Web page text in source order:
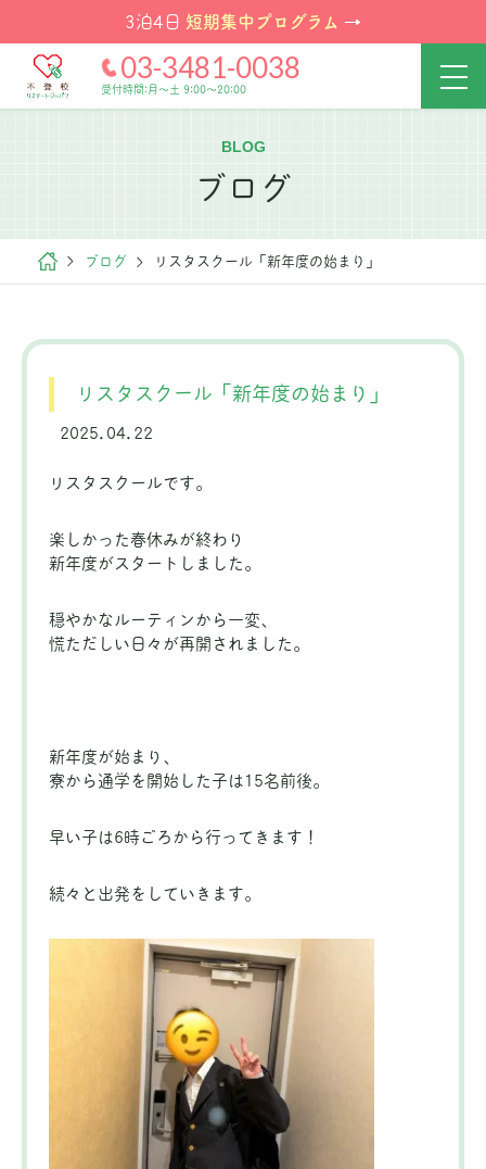
3泊4日 短期集中プログラム →
03-3481-0038
受付時間:月～土 9:00～20:00
BLOG
ブログ
ブログ リスタスクール「新年度の始まり」
リスタスクール「新年度の始まり」
2025.04.22
リスタスクールです。
楽しかった春休みが終わり
新年度がスタートしました。
穏やかなルーティンから一変、
慌ただしい日々が再開されました。
新年度が始まり、
寮から通学を開始した子は15名前後。
早い子は6時ごろから行ってきます！
続々と出発をしていきます。